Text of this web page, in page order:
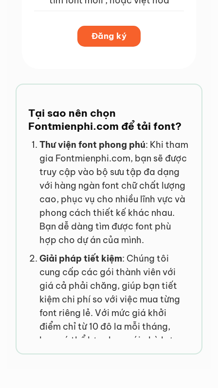
Đăng ký
Tại sao nên chọn
Fontmienphi.com để tải font?
Thư viện font phong phú: Khi tham
gia Fontmienphi.com, bạn sẽ được
truy cập vào bộ sưu tập đa dạng
với hàng ngàn font chữ chất lượng
cao, phục vụ cho nhiều lĩnh vực và
phong cách thiết kế khác nhau.
Bạn dễ dàng tìm được font phù
hợp cho dự án của mình.
Giải pháp tiết kiệm: Chúng tôi
cung cấp các gói thành viên với
giá cả phải chăng, giúp bạn tiết
kiệm chi phí so với việc mua từng
font riêng lẻ. Với mức giá khởi
điểm chỉ từ 10 đô la mỗi tháng,
bạn có thể lựa chọn gói phù hợp
với ngân sách của mình.